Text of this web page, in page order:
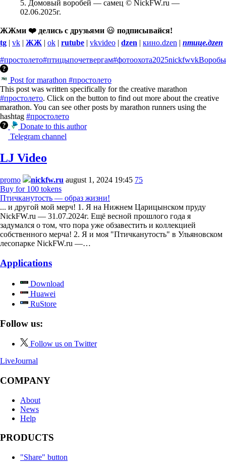
5. Домовый воробей — самец © NickFW.ru —
02.06.2025г.
ЖЖми ❤️ делись с друзьями 😃 подписывайся!
tg | vk | ЖЖ | ok | rutube | vkvideo | dzen | кино.dzen | птице.дzen
#простолето#птицыпочетвергам#фотоохота2025nickfwvk
Post for marathon #простолето
This post was written specifically for the creative marathon
#простолето. Click on the button to find out more about the creative
marathon. You can see other posts by marathon runners using the
hashtag #простолето
Donate to this author
Telegram channel
LJ Video
promo nickfw.ru august 1, 2024 19:45 75
Buy for 100 tokens
Птичканутость — образ жизни!
... и другой мой мерч! 1. Я на Нижнем Царицынском пруду
NickFW.ru — 31.07.2024г. Ещё весной прошлого года я
задумался о том, что пора уже обзавестить и коллекцией
собственного мерча! 2. Я и моя "Птичканутость" в Ульяновском
лесопарке NickFW.ru —…
Applications
Download
Huawei
RuStore
Follow us:
Follow us on Twitter
LiveJournal
COMPANY
About
News
Help
PRODUCTS
"Share" button